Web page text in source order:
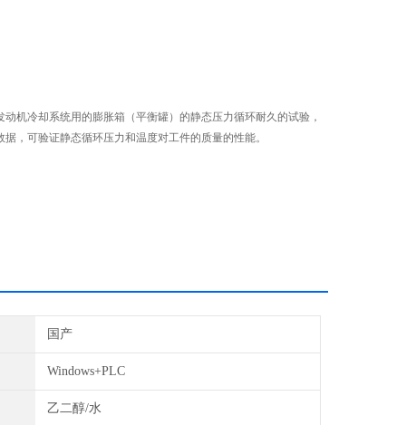
机冷却系统用的膨胀箱（平衡罐）的静态压力循环耐久的试验，
，可验证静态循环压力和温度对工件的质量的性能。
国产
Windows+PLC
乙二醇/水